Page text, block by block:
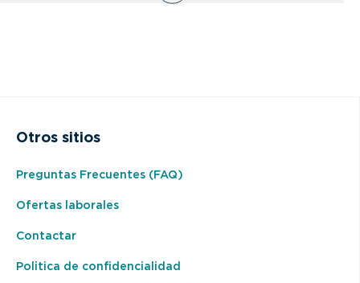
Otros sitios
Preguntas Frecuentes (FAQ)
Ofertas laborales
Contactar
Politica de confidencialidad